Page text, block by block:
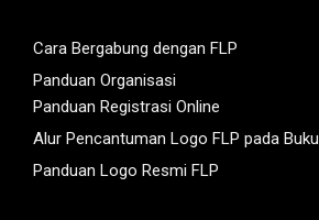
Cara Bergabung dengan FLP
Panduan Organisasi
Panduan Registrasi Online
Alur Pencantuman Logo FLP pada Buku
Panduan Logo Resmi FLP